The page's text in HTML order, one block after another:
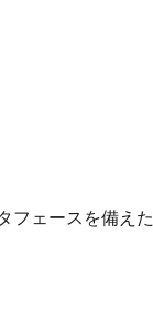
フェースを備えた